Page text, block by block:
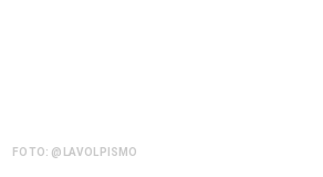
FOTO: @LAVOLPISMO